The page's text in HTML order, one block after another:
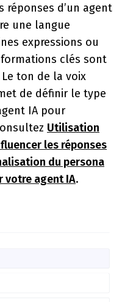
réponses d’un agent
une langue
expressions ou
clés sont
ton de la voix
de définir le type
IA pour
Utilisation
les réponses
du persona
votre agent IA.